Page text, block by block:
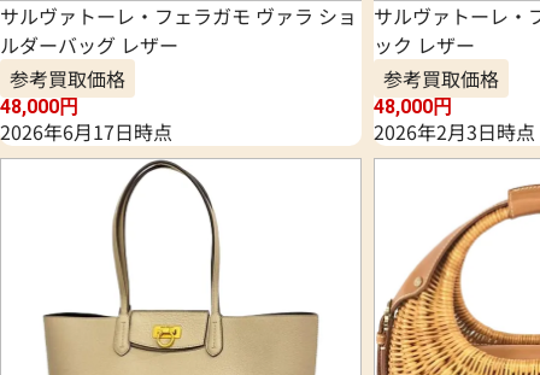
サルヴァトーレ・フェラガモ ヴァラ ショ
ルダーバッグ レザー
参考買取価格
48,000円
2026年6月17日時点
サルヴァトーレ・
ック レザー
参考買取価格
48,000円
2026年2月3日時点